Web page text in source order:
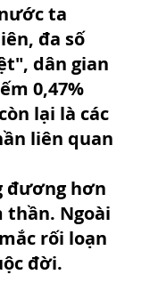
ta
đa số
dân gian
0,47%
lại là các
liên quan
đương hơn
thần. Ngoài
rối loạn
đời.